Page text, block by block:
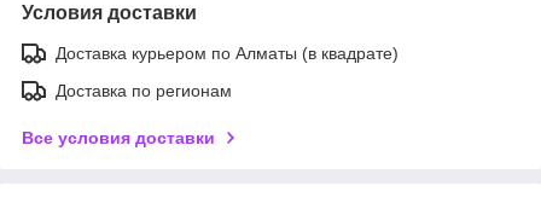
Условия доставки
Доставка курьером по Алматы (в квадрате)
Доставка по регионам
Все условия доставки